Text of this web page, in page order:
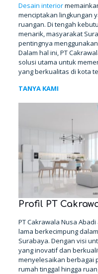
Desain interior
menciptakan lingkungan
ruangan. Di tengah
menarik, masyarakat
pentingnya
Dalam hal ini, PT
solusi utama untuk
yang berkualitas di kota
TANYA KAMI
Profil PT
PT Cakrawala Nusa
lama berkecimpung
Surabaya. Dengan visi
yang inovatif dan
menyelesaikan berbagai
rumah tinggal hingga